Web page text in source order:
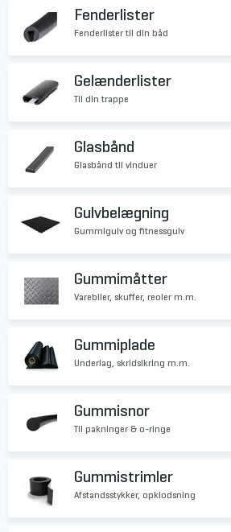
Fenderlister
Fenderlister til din båd
Gelænderlister
Til din trappe
Glasbånd
Glasbånd til vinduer
Gulvbelægning
Gummigulv og fitnessgulv
Gummimåtter
Varebiler, skuffer, reoler m.m.
Gummiplade
Underlag, skridsikring m.m.
Gummisnor
Til pakninger & o-ringe
Gummistrimler
Afstandsstykker, opklodsning